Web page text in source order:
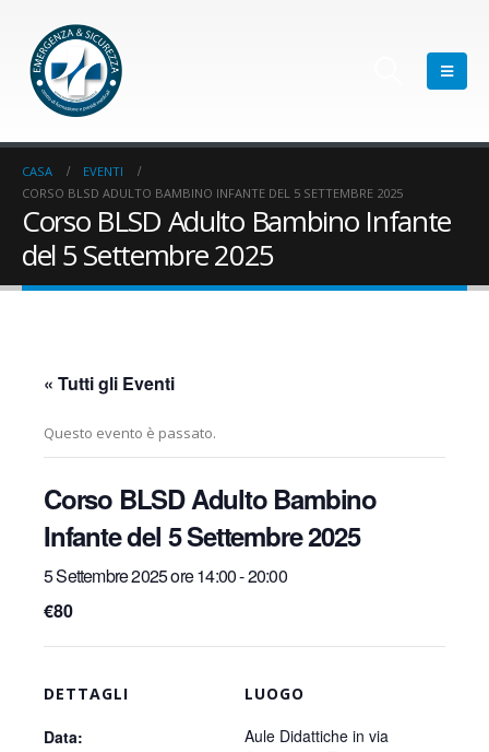
CASA
EVENTI
CORSO BLSD ADULTO BAMBINO INFANTE DEL 5 SETTEMBRE 2025
Corso BLSD Adulto Bambino Infante
del 5 Settembre 2025
« Tutti gli Eventi
Questo evento è passato.
Corso BLSD Adulto Bambino
Infante del 5 Settembre 2025
5 Settembre 2025 ore 14:00-20:00
€80
DETTAGLI
Data:
LUOGO
Aule Didattiche in via